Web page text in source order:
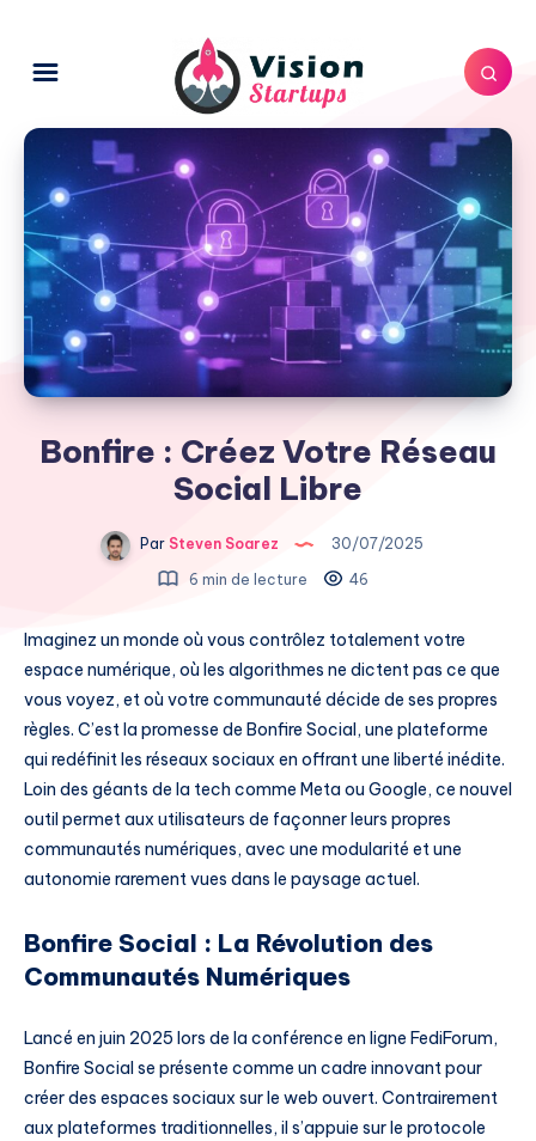
Bonfire : Créez Votre Réseau
Social Libre
Par Steven Soarez
30/07/2025
6 min de lecture
46
Imaginez un monde où vous contrôlez totalement votre
espace numérique, où les algorithmes ne dictent pas ce que
vous voyez, et où votre communauté décide de ses propres
règles. C’est la promesse de Bonfire Social, une plateforme
qui redéfinit les réseaux sociaux en offrant une liberté inédite.
Loin des géants de la tech comme Meta ou Google, ce nouvel
outil permet aux utilisateurs de façonner leurs propres
communautés numériques, avec une modularité et une
autonomie rarement vues dans le paysage actuel.
Bonfire Social : La Révolution des
Communautés Numériques
Lancé en juin 2025 lors de la conférence en ligne FediForum,
Bonfire Social se présente comme un cadre innovant pour
créer des espaces sociaux sur le web ouvert. Contrairement
aux plateformes traditionnelles, il s’appuie sur le protocole